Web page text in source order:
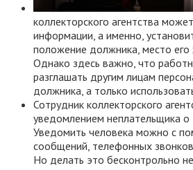
коллекторского агентства
информации, а именно,
положение должника, место его
Однако здесь важно, что
разглашать другим лицам
должника, а только
Сотрудник коллекторского
уведомлением неплательщика о
Уведомить человека можно с
сообщений, телефонных
Но делать это бесконтрольно